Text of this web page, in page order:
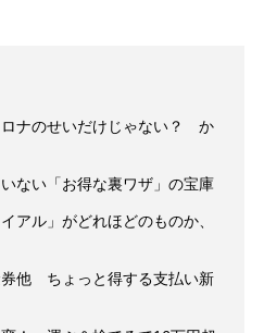
ナのせいだけじゃない？ か
ない「お得な裏ワザ」の宝庫
アル」がどれほどのものか、
他 ちょっと得する支払い新